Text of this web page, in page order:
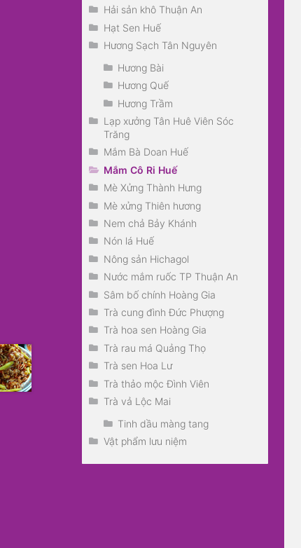
Hải sản khô Thuận An
Hạt Sen Huế
Hương Sạch Tân Nguyên
Hương Bài
Hương Quế
Hương Trầm
Lạp xưởng Tân Huê Viên Sóc
Trăng
Mắm Bà Doan Huế
Mắm Cô Ri Huế
Mè Xửng Thành Hưng
Mè xửng Thiên hương
Nem chả Bảy Khánh
Nón lá Huế
Nông sản Hichagol
Nước mắm ruốc TP Thuận An
Sâm bố chính Hoàng Gia
Trà cung đình Đức Phượng
Trà hoa sen Hoàng Gia
Trà rau má Quảng Thọ
Trà sen Hoa Lư
Trà thảo mộc Đình Viên
Trà vả Lộc Mai
Tinh dầu màng tang
Vật phẩm lưu niệm